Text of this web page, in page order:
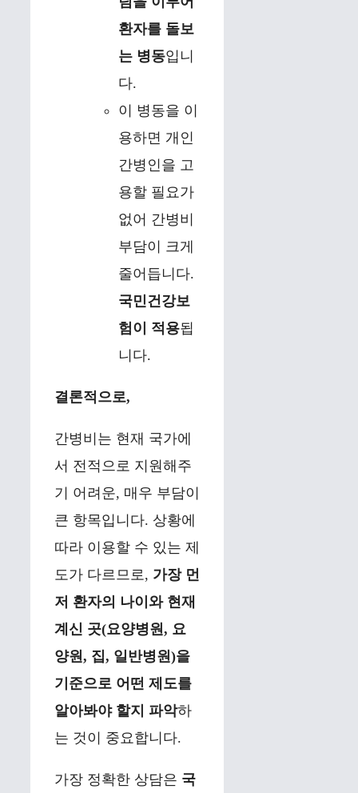
환자를 돌보
는 병동입니
다.
이 병동을 이
용하면 개인
간병인을 고
용할 필요가
없어 간병비
부담이 크게
줄어듭니다.
국민건강보
험이 적용됩
니다.
결론적으로,
간병비는 현재 국가에
서 전적으로 지원해주
기 어려운, 매우 부담이
큰 항목입니다. 상황에
따라 이용할 수 있는 제
도가 다르므로, 가장 먼
저 환자의 나이와 현재
계신 곳(요양병원, 요
양원, 집, 일반병원)을
기준으로 어떤 제도를
알아봐야 할지 파악하
는 것이 중요합니다.
가장 정확한 상담은 국